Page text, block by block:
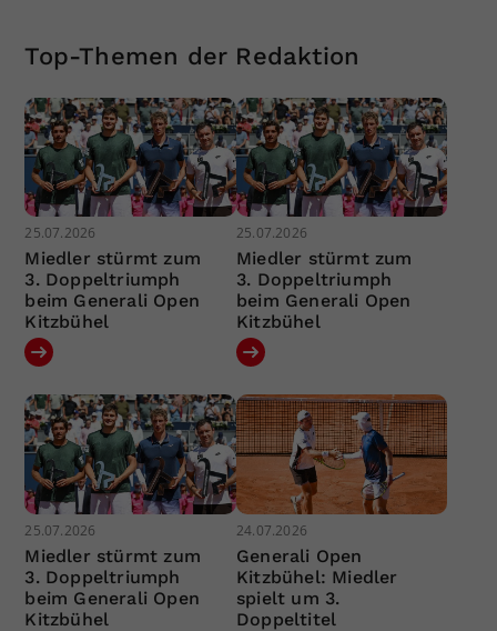
Top-Themen der Redaktion
25.07.2026
Miedler stürmt zum
3. Doppeltriumph
beim Generali Open
Kitzbühel
25.07.2026
Miedler stürmt zum
3. Doppeltriumph
beim Generali Open
Kitzbühel
25.07.2026
Miedler stürmt zum
3. Doppeltriumph
beim Generali Open
Kitzbühel
24.07.2026
Generali Open
Kitzbühel: Miedler
spielt um 3.
Doppeltitel